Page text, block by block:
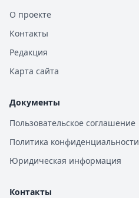
О проекте
Контакты
Редакция
Карта сайта
Документы
Пользовательское соглашение
Политика конфиденциальности
Юридическая информация
Контакты